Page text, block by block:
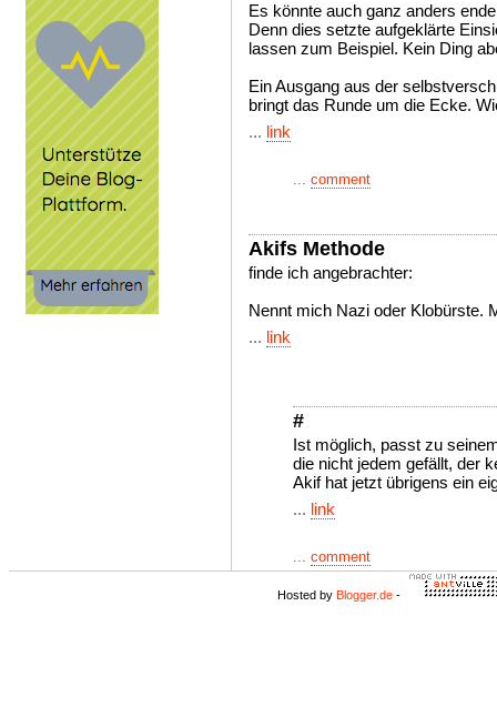
Es könnte auch ganz anders
Denn dies setzte aufgeklärte
lassen zum Beispiel. Kein Ding
Ein Ausgang aus der
bringt das Runde um die Ecke.
... link
... comment
Akifs Methode
finde ich angebrachter:
Nennt mich Nazi oder Klobürste.
... link
#
Ist möglich, passt zu
die nicht jedem gefällt, der
Akif hat jetzt übrigens ein
... link
... comment
Hosted by Blogger.de -